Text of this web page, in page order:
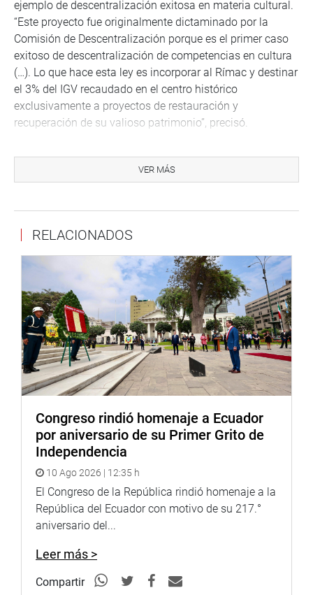
ejemplo de descentralización exitosa en materia cultural.
“Este proyecto fue originalmente dictaminado por la
Comisión de Descentralización porque es el primer caso
exitoso de descentralización de competencias en cultura
(…). Lo que hace esta ley es incorporar al Rímac y destinar
el 3% del IGV recaudado en el centro histórico
exclusivamente a proyectos de restauración y
recuperación de su valioso patrimonio”, precisó.
una cuestión previa para que el dictamen fuera derivado a
la Comisión de Cultura, al advertir que algunas
está redactado, permitiría remodelaciones sin supervisión
Sin embargo, su planteamiento no fue aprobado por el
Asimismo, la legisladora Ruth Luque(BDP) consideró
necesario ampliar el debate para fortalecer los
mecanismos de control y articulación interinstitucional
antes de su aprobación final.
En tanto, Eduardo Salhuana (APP), respaldó el texto. “Este
formalización de las actividades económicas y hace
justicia con un distrito histórico como el Rímac. Por esa
consideración, nosotros vamos a votar a favor”, señaló.
PASA A CUARTO INTERMEDIO
Finalmente, el presidente de la Comisión de Economía,
Víctor Flores, solicitó pasar el dictamen a cuarto
intermedio con el propósito de perfeccionar el texto y
recoger los aportes planteados por los congresistas,
buscando un consenso que garantice la protección
VER MÁS
RELACIONADOS
Congreso rindió homenaje a Ecuador
por aniversario de su Primer Grito de
Independencia
10 Ago 2026 | 12:35 h
El Congreso de la República rindió homenaje a la
República del Ecuador con motivo de su 217.°
aniversario del...
Leer más >
Compartir